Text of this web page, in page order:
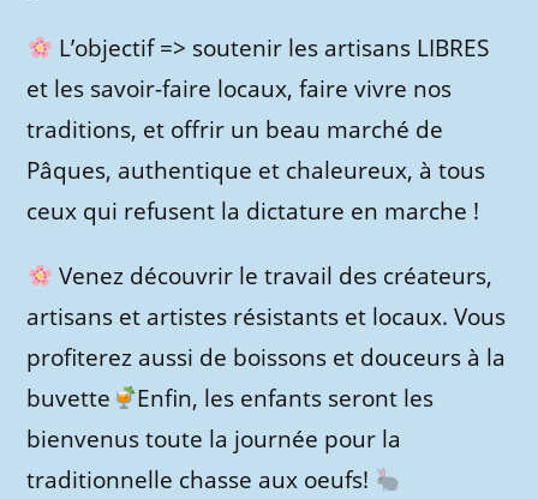
L’objectif => soutenir les artisans LIBRES
et les savoir-faire locaux, faire vivre nos
traditions, et offrir un beau marché de
Pâques, authentique et chaleureux, à tous
ceux qui refusent la dictature en marche !
Venez découvrir le travail des créateurs,
artisans et artistes résistants et locaux. Vous
profiterez aussi de boissons et douceurs à la
buvette
Enfin, les enfants seront les
bienvenus toute la journée pour la
traditionnelle chasse aux oeufs!